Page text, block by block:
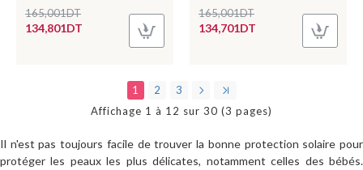
134,801DT
165,001DT
134,701DT
165,001DT
1 2
3
Affichage 1 à 12 sur 30 (3 pages)
Il n'est pas toujours facile de trouver la bonne protection solaire pour
protéger les peaux les plus délicates, notamment celles des bébés.